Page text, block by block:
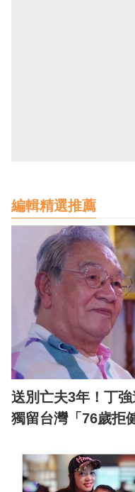
編輯精選推薦
送別亡夫3年！丁
獨留台灣「76歲拒